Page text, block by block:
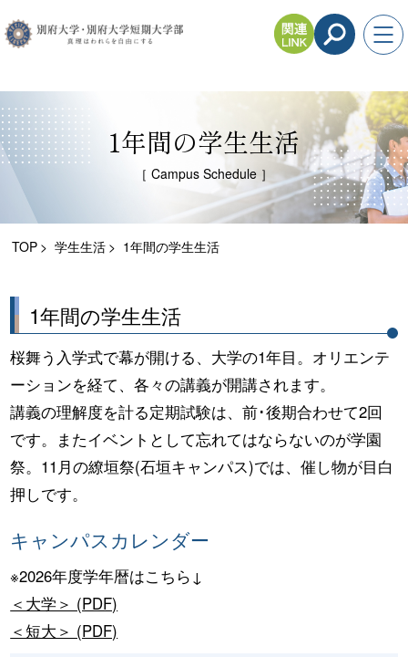
1年間の学生生活
［ Campus Schedule ］
TOP 学生生活 1年間の学生生活
1年間の学生生活
桜舞う入学式で幕が開ける、大学の1年目。オリエンテ
ーションを経て、各々の講義が開講されます。
講義の理解度を計る定期試験は、前･後期合わせて2回
です。またイベントとして忘れてはならないのが学園
祭。11月の繚垣祭(石垣キャンパス)では、催し物が目白
押しです。
キャンパスカレンダー
※2026年度学年暦はこちら↓
＜大学＞ (PDF)
＜短大＞ (PDF)